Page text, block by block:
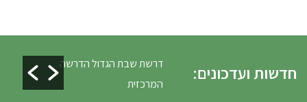
חדשות ועדכונים:
דרשת שבת הגדול הדרשה
המרכזית